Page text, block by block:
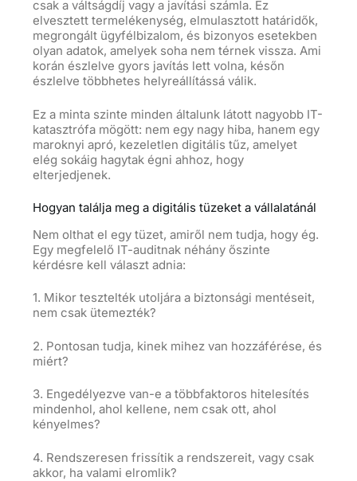
csak a váltságdíj vagy a javítási számla. Ez
elvesztett termelékenység, elmulasztott határidők,
megrongált ügyfélbizalom, és bizonyos esetekben
olyan adatok, amelyek soha nem térnek vissza. Ami
korán észlelve gyors javítás lett volna, későn
észlelve többhetes helyreállítássá válik.
Ez a minta szinte minden általunk látott nagyobb IT-
katasztrófa mögött: nem egy nagy hiba, hanem egy
maroknyi apró, kezeletlen digitális tűz, amelyet
elég sokáig hagytak égni ahhoz, hogy
elterjedjenek.
Hogyan találja meg a digitális tüzeket a vállalatánál
Nem olthat el egy tüzet, amiről nem tudja, hogy ég.
Egy megfelelő IT-auditnak néhány őszinte
kérdésre kell választ adnia:
1. Mikor tesztelték utoljára a biztonsági mentéseit,
nem csak ütemezték?
2. Pontosan tudja, kinek mihez van hozzáférése, és
miért?
3. Engedélyezve van-e a többfaktoros hitelesítés
mindenhol, ahol kellene, nem csak ott, ahol
kényelmes?
4. Rendszeresen frissítik a rendszereit, vagy csak
akkor, ha valami elromlik?